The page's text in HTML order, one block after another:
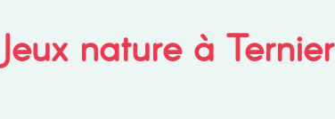
nature à Ternier